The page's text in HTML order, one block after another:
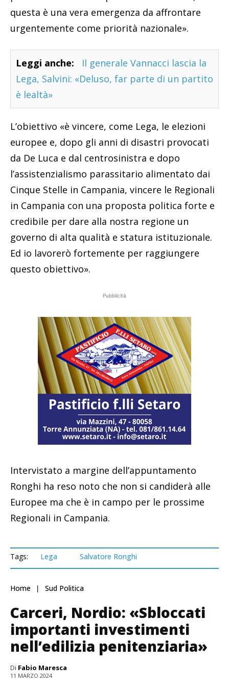
questa è una vera emergenza da affrontare
urgentemente come priorità nazionale».
Leggi anche:
Il generale Vannacci lascia la
Lega, Salvini: «Deluso, far parte di un partito
è lealtà»
L’obiettivo «è vincere, come Lega, le elezioni
europee e, dopo gli anni di disastri provocati
da De Luca e dal centrosinistra e dopo
l’assistenzialismo parassitario alimentato dai
Cinque Stelle in Campania, vincere le Regionali
in Campania con una proposta politica forte e
credibile per dare alla nostra regione un
governo di alta qualità e statura istituzionale.
Ed io lavorerò fortemente per raggiungere
questo obiettivo».
Pubblicità
Intervistato a margine dell’appuntamento
Ronghi ha reso noto che non si candiderà alle
Europee ma che è in campo per le prossime
Regionali in Campania.
Tags: Lega Salvatore Ronghi
Home Sud Politica
Carceri, Nordio: «Sbloccati
importanti investimenti
nell’edilizia penitenziaria»
Di Fabio Maresca
11 MARZO 2024